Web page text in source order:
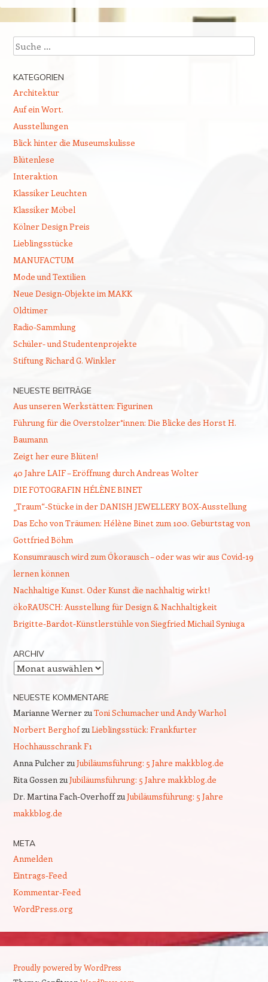
Suchen
KATEGORIEN
Architektur
Auf ein Wort.
Ausstellungen
Blick hinter die Museumskulisse
Blütenlese
Interaktion
Klassiker Leuchten
Klassiker Möbel
Kölner Design Preis
Lieblingsstücke
MANUFACTUM
Mode und Textilien
Neue Design-Objekte im MAKK
Oldtimer
Radio-Sammlung
Schüler- und Studentenprojekte
Stiftung Richard G. Winkler
NEUESTE BEITRÄGE
Aus unseren Werkstätten: Figurinen
Führung für die Overstolzer*innen: Die Blicke des Horst H.
Baumann
Zeigt her eure Blüten!
40 Jahre LAIF – Eröffnung durch Andreas Wolter
DIE FOTOGRAFIN HÉLÈNE BINET
„Traum“-Stücke in der DANISH JEWELLERY BOX-Ausstellung
Das Echo von Träumen: Hélène Binet zum 100. Geburtstag von
Gottfried Böhm
Konsumrausch wird zum Ökorausch – oder was wir aus Covid-19
lernen können
Nachhaltige Kunst. Oder Kunst die nachhaltig wirkt!
ökoRAUSCH: Ausstellung für Design & Nachhaltigkeit
Brigitte-Bardot-Künstlerstühle von Siegfried Michail Syniuga
ARCHIV
Archiv
NEUESTE KOMMENTARE
Marianne WernerzuToni Schumacher und Andy Warhol
Norbert BerghofzuLieblingsstück: Frankfurter
Hochhausschrank F1
Anna PulcherzuJubiläumsführung: 5 Jahre makkblog.de
Rita GossenzuJubiläumsführung: 5 Jahre makkblog.de
Dr. Martina Fach-OverhoffzuJubiläumsführung: 5 Jahre
makkblog.de
META
Anmelden
Eintrags-Feed
Kommentar-Feed
WordPress.org
Proudly powered by WordPress